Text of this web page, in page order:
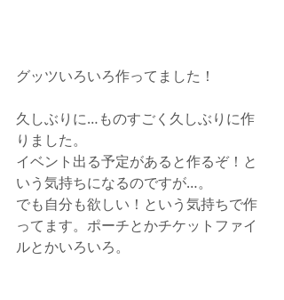
グッツいろいろ作ってました！
久しぶりに…ものすごく久しぶりに作
りました。
イベント出る予定があると作るぞ！と
いう気持ちになるのですが…。
でも自分も欲しい！という気持ちで作
ってます。ポーチとかチケットファイ
ルとかいろいろ。